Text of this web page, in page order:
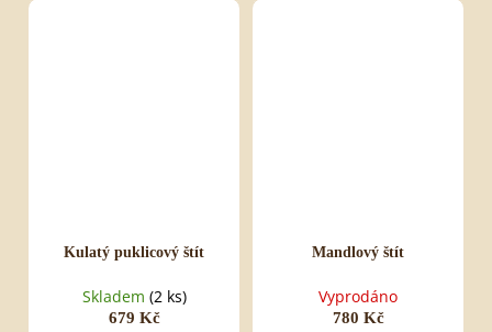
Kulatý puklicový štít
Skladem (2 ks)
679 Kč
Mandlový štít
Vyprodáno
780 Kč